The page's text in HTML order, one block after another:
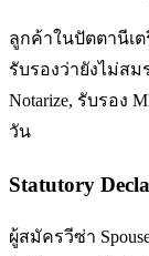
ลูกค้าในปัตตานีเต
รับรองว่ายังไม่สม
Notarize, รับรอง
วัน
Statutory
ผู้สมัครวีซ่า